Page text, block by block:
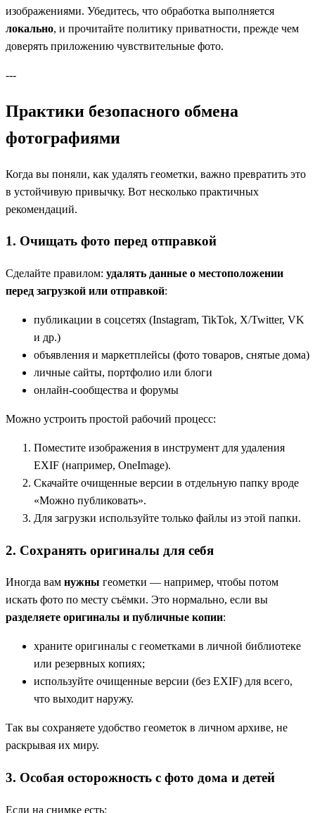
изображениями. Убедитесь, что обработка выполняется
локально, и прочитайте политику приватности, прежде чем
доверять приложению чувствительные фото.
---
Практики безопасного обмена
фотографиями
Когда вы поняли, как удалять геометки, важно превратить это
в устойчивую привычку. Вот несколько практичных
рекомендаций.
1. Очищать фото перед отправкой
Сделайте правилом: удалять данные о местоположении
перед загрузкой или отправкой:
публикации в соцсетях (Instagram, TikTok, X/Twitter, VK
и др.)
объявления и маркетплейсы (фото товаров, снятые дома)
личные сайты, портфолио или блоги
онлайн‑сообщества и форумы
Можно устроить простой рабочий процесс:
Поместите изображения в инструмент для удаления
EXIF (например, OneImage).
Скачайте очищенные версии в отдельную папку вроде
«Можно публиковать».
Для загрузки используйте только файлы из этой папки.
2. Сохранять оригиналы для себя
Иногда вам нужны геометки — например, чтобы потом
искать фото по месту съёмки. Это нормально, если вы
разделяете оригиналы и публичные копии:
храните оригиналы с геометками в личной библиотеке
или резервных копиях;
используйте очищенные версии (без EXIF) для всего,
что выходит наружу.
Так вы сохраняете удобство геометок в личном архиве, не
раскрывая их миру.
3. Особая осторожность с фото дома и детей
Если на снимке есть: